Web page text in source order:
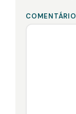
COMENTÁRIO